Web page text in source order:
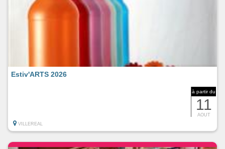
à partir du
11
AOUT
Estiv'ARTS 2026
VILLEREAL